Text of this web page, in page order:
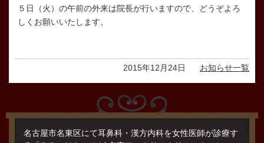
５日（火）の午前の外来は院長が行いますので、どうぞよろ
しくお願いいたします。
2015年12月24日 お知らせ一覧
名古屋市名東区にて耳鼻科・漢方内科を女性医師が診療す